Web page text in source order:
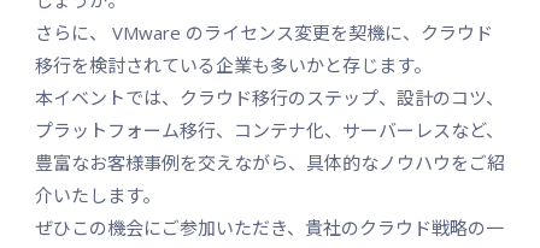
さらに、 VMware のライセンス変更を契機に、クラウド
移行を検討されている企業も多いかと存じます。
本イベントでは、クラウド移行のステップ、設計のコツ、
プラットフォーム移行、コンテナ化、サーバーレスなど、
豊富なお客様事例を交えながら、具体的なノウハウをご紹
介いたします。
ぜひこの機会にご参加いただき、貴社のクラウド戦略の一